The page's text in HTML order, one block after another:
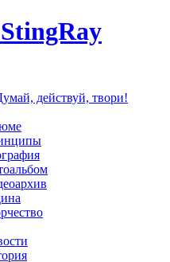
действуй, твори!